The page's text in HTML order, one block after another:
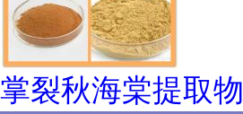
掌裂秋海棠提取物